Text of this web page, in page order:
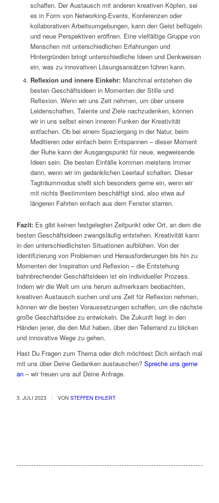
schaffen. Der Austausch mit anderen kreativen Köpfen, sei
es in Form von Networking-Events, Konferenzen oder
kollaborativen Arbeitsumgebungen, kann den Geist beflügeln
und neue Perspektiven eröffnen. Eine vielfältige Gruppe von
Menschen mit unterschiedlichen Erfahrungen und
Hintergründen bringt unterschiedliche Ideen und Denkweisen
ein, was zu innovativen Lösungsansätzen führen kann.
Reflexion und innere Einkehr:Manchmal entstehen die
besten Geschäftsideen in Momenten der Stille und
Reflexion. Wenn wir uns Zeit nehmen, um über unsere
Leidenschaften, Talente und Ziele nachzudenken, können
wir in uns selbst einen inneren Funken der Kreativität
entfachen. Ob bei einem Spaziergang in der Natur, beim
Meditieren oder einfach beim Entspannen – dieser Moment
der Ruhe kann der Ausgangspunkt für neue, wegweisende
Ideen sein. Die besten Einfälle kommen meistens immer
dann, wenn wir im gedanklichen Leerlauf schalten. Dieser
Tagträummodus stellt sich besonders gerne ein, wenn wir
mit nichts Bestimmtem beschäftigt sind, also etwa auf
längeren Fahrten einfach aus dem Fenster starren.
Fazit:Es gibt keinen festgelegten Zeitpunkt oder Ort, an dem die
besten Geschäftsideen zwangsläufig entstehen. Kreativität kann
in den unterschiedlichsten Situationen aufblühen. Von der
Identifizierung von Problemen und Herausforderungen bis hin zu
Momenten der Inspiration und Reflexion – die Entstehung
bahnbrechender Geschäftsideen ist ein individueller Prozess.
Indem wir die Welt um uns herum aufmerksam beobachten,
kreativen Austausch suchen und uns Zeit für Reflexion nehmen,
können wir die besten Voraussetzungen schaffen, um die nächste
große Geschäftsidee zu entwickeln. Die Zukunft liegt in den
Händen jener, die den Mut haben, über den Tellerrand zu blicken
und innovative Wege zu gehen.
Hast Du Fragen zum Thema oder dich möchtest Dich einfach mal
mit uns über Deine Gedanken austauschen? Spreche uns gerne
an– wir freuen uns auf Deine Anfrage.
3. JULI 2023 / VON STEFFEN EHLERT